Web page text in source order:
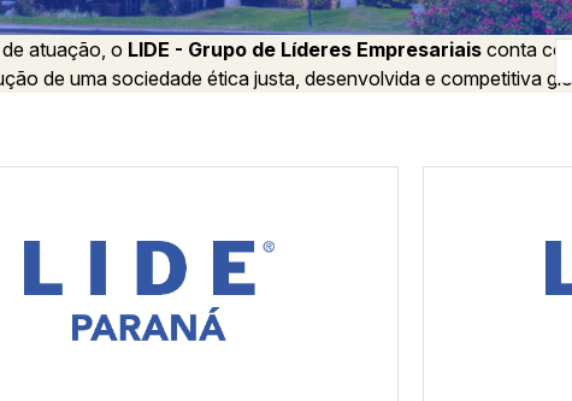
atuação, o LIDE - Grupo de Líderes Empresariais conta
de uma sociedade ética justa, desenvolvida e competitiva